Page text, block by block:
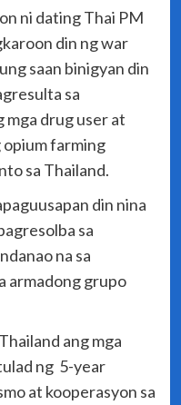
ni dating Thai PM
din ng war
saan binigyan din
sa
mga drug user at
opium farming
sa Thailand.
din nina
sa
na sa
armadong grupo
ang mga
ng 5-year
at kooperasyon sa